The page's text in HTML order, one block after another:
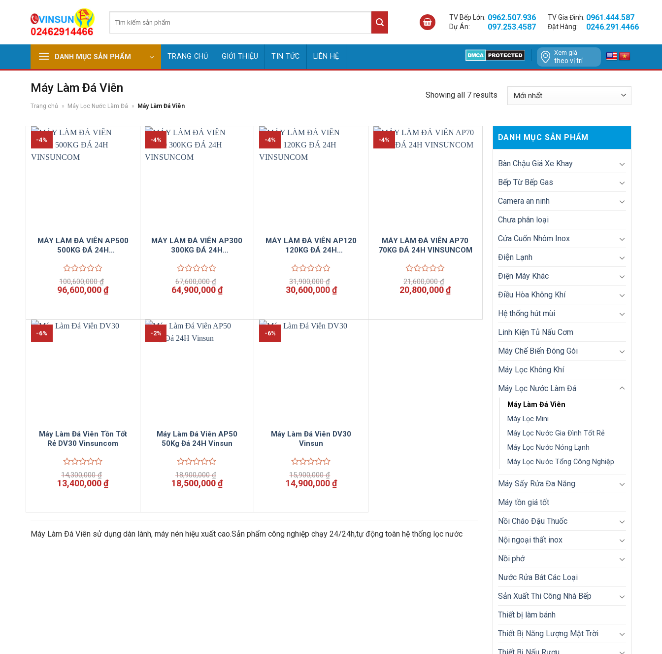
kiếm:
TV Bếp Lớn: 0962.507.936 TV Gia Đình: 0961.444.587
Dự Án: 097.253.4587 Đặt Hàng: 0246.291.4466
DANH MỤC SẢN PHẨM TRANG CHỦ GIỚI THIỆU TIN TỨC LIÊN HỆ Xem giá
theo vị trí
Máy Làm Đá Viên
Trang chủ » Máy Lọc Nước Làm Đá » Máy Làm Đá Viên
Showing all 7 results
-4%
MÁY LÀM ĐÁ VIÊN AP500
500KG ĐÁ 24H
Được
xếp
hạng
sao
100,600,000₫
Giá
gốc
96,600,000₫Giá
96,600,000 ₫.
-4%
MÁY LÀM ĐÁ VIÊN AP300
300KG ĐÁ 24H
Được
xếp
hạng
sao
67,600,000₫
Giá
gốc
64,900,000₫Giá
hiện
64,900,000 ₫.
-4%
MÁY LÀM ĐÁ VIÊN AP120
120KG ĐÁ 24H
Được
xếp
hạng
sao
31,900,000₫
Giá
gốc
30,600,000₫Giá
hiện
30,600,000 ₫.
-4%
MÁY LÀM ĐÁ VIÊN AP70
70KG ĐÁ 24H VINSUNCOM
Được
xếp
hạng
sao
21,600,000₫
Giá
gốc
20,800,000₫Giá
-6%
Máy Làm Đá Viên Tồn Tốt
Rẻ DV30 Vinsuncom
Được
xếp
hạng
sao
14,300,000₫
Giá
gốc
13,400,000₫Giá
hiện
-2%
Máy Làm Đá Viên AP50
50Kg Đá 24H Vinsun
Được
xếp
hạng
sao
18,900,000₫
Giá
gốc
18,500,000₫Giá
hiện
-6%
Máy Làm Đá Viên DV30
Vinsun
Được
xếp
hạng
sao
15,900,000₫
Giá
gốc
14,900,000₫Giá
hiện
Máy Làm Đá Viên sử dụng dàn lành, máy nén hiệu xuất cao.Sản phẩm công nghiệp chạy 24/24h,tự động toàn hệ thống lọc nước
DANH MỤC SẢN PHẨM
Bàn Chậu Giá Xe Khay
Bếp Từ Bếp Gas
Camera an ninh
Chưa phân loại
Cửa Cuốn Nhôm Inox
Điện Lạnh
Điện Máy Khác
Điều Hòa Không Khí
Hệ thống hút mùi
Linh Kiện Tủ Nấu Cơm
Máy Chế Biến Đóng Gói
Máy Lọc Không Khí
Máy Lọc Nước Làm Đá
Máy Làm Đá Viên
Máy Lọc Mini
Máy Lọc Nước Gia Đình Tốt Rẻ
Máy Lọc Nước Nóng Lạnh
Máy Lọc Nước Tổng Công Nghiệp
Máy Sấy Rửa Đa Năng
Máy tồn giá tốt
Nồi Cháo Đậu Thuốc
Nội ngoại thất inox
Nồi phở
Nước Rửa Bát Các Loại
Sản Xuất Thi Công Nhà Bếp
Thiết bị làm bánh
Thiết Bị Năng Lượng Mặt Trời